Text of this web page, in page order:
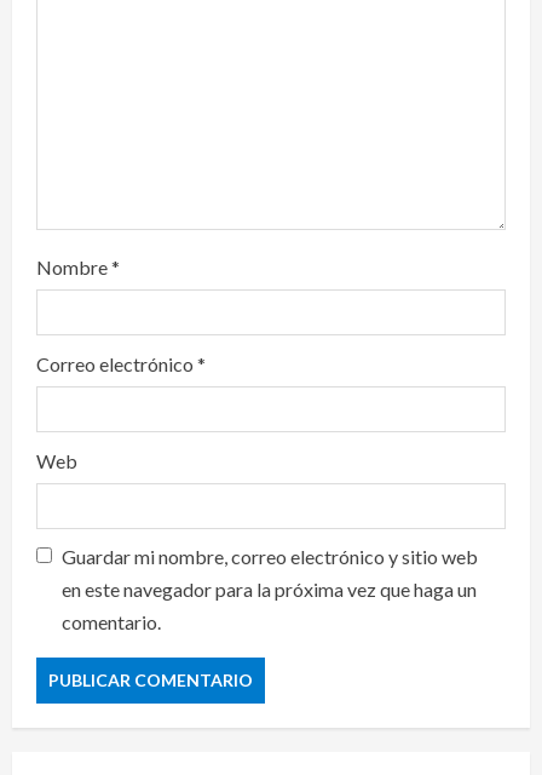
Nombre*
Correo electrónico *
Web
Guardar mi nombre, correo electrónico y sitio web
en este navegador para la próxima vez que haga un
comentario.